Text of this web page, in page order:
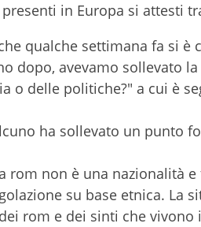
in Europa si attesti
qualche settimana fa si è
dopo, avevamo sollevato
o delle politiche?" a cui è
ha sollevato un punto
rom non è una nazionalità
su base etnica. La
rom e dei sinti che